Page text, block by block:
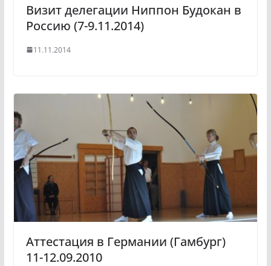
Визит делегации Ниппон Будокан в
Россию (7-9.11.2014)
11.11.2014
Аттестация в Германии (Гамбург)
11-12.09.2010